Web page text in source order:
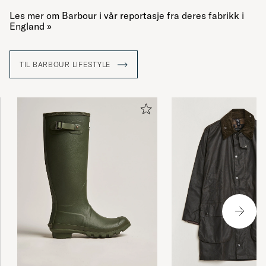
Les mer om Barbour i vår reportasje fra deres fabrikk i
England »
TIL BARBOUR LIFESTYLE